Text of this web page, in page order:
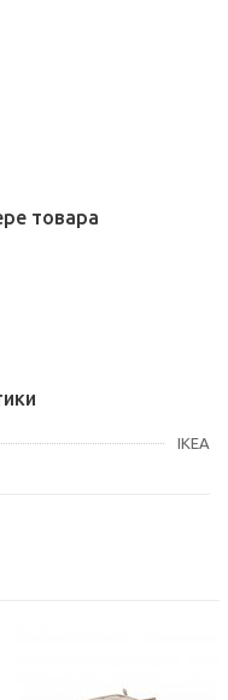
товара
IKEA